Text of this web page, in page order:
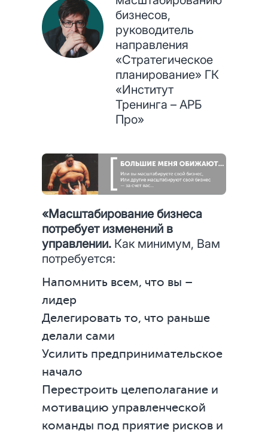
бизнесов,
руководитель
направления
«Стратегическое
планирование» ГК
«Институт
Тренинга – АРБ
Про»
«Масштабирование бизнеса
потребует изменений в
управлении. Как минимум, Вам
потребуется:
Напомнить всем, что вы –
лидер
Делегировать то, что раньше
делали сами
Усилить предпринимательское
начало
Перестроить целеполагание и
мотивацию управленческой
команды под приятие рисков и